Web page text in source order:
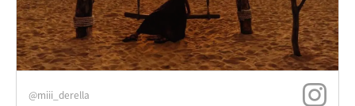
@miii_derella